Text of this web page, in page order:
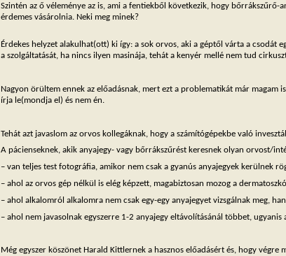
Szintén az ő véleménye az is, ami a fentiekből következik, hogy bőrrákszűrő-
érdemes vásárolnia. Neki meg minek?
Érdekes helyzet alakulhat(ott) ki így: a sok orvos, aki a géptől várta a csodát
a szolgáltatását, ha nincs ilyen masinája, tehát a kenyér mellé nem tud
Nagyon örültem ennek az előadásnak, mert ezt a problematikát már magam
írja le(mondja el) és nem én.
Tehát azt javaslom az orvos kollegáknak, hogy a számítógépekbe való
A pácienseknek, akik anyajegy- vagy bőrrákszűrést keresnek olyan orvost/
– van teljes test fotográfia, amikor nem csak a gyanús anyajegyek kerülnek
– ahol az orvos gép nélkül is elég képzett, magabiztosan mozog a
– ahol alkalomról alkalomra nem csak egy-egy anyajegyet vizsgálnak meg,
– ahol nem javasolnak egyszerre 1-2 anyajegy eltávolításánál többet,
Még egyszer köszönet Harald Kittlernek a hasznos előadásért és, hogy végre